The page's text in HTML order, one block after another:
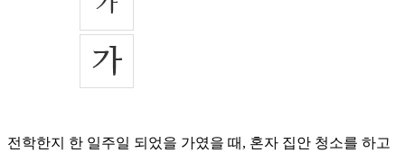
전학한지 한 일주일 되었을 가였을 때, 혼자 집안 청소를 하고